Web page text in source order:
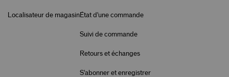
Localisateur de magasinÉtat d'une commande
Suivi de commande
Retours et échanges
S'abonner et enregistrer